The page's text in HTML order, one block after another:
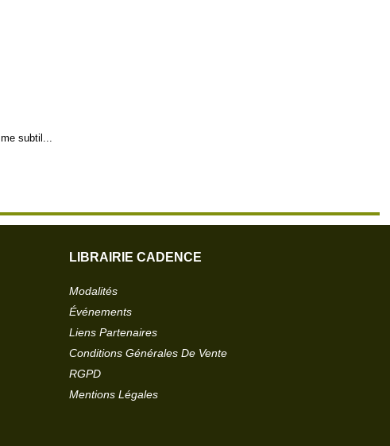
subtil...
LIBRAIRIE CADENCE
Modalités
Événements
Liens Partenaires
Conditions Générales De Vente
RGPD
Mentions Légales